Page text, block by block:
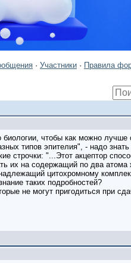
· Участники · Правила
биологии, чтобы как можно
типов эпителия", - надо
строчки: "...Этот акцептор
их на содержащий по два атома
цитохромному
таких подробностей?
не могут пригодиться при